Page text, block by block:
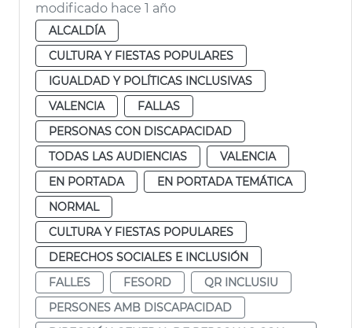
modificado hace 1 año
ALCALDÍA
CULTURA Y FIESTAS POPULARES
IGUALDAD Y POLÍTICAS INCLUSIVAS
VALENCIA
FALLAS
PERSONAS CON DISCAPACIDAD
TODAS LAS AUDIENCIAS
VALENCIA
EN PORTADA
EN PORTADA TEMÁTICA
NORMAL
CULTURA Y FIESTAS POPULARES
DERECHOS SOCIALES E INCLUSIÓN
FALLES
FESORD
QR INCLUSIU
PERSONES AMB DISCAPACIDAD